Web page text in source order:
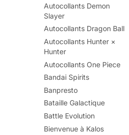
Autocollants Demon
Slayer
Autocollants Dragon Ball
Autocollants Hunter ×
Hunter
Autocollants One Piece
Bandai Spirits
Banpresto
Bataille Galactique
Battle Evolution
Bienvenue à Kalos